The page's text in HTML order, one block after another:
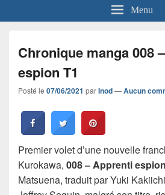
Menu
Chronique manga 008
espion T1
Posté le 07/06/2021 parInod—Aucun
Premier volet d’une nouvelle
Kurokawa, 008 – Apprenti
Matsuena, traduit par Yuki